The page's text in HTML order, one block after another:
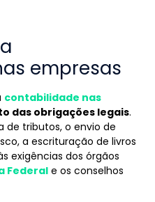
empresas
contabilidade nas
das obrigações legais.
de tributos, o envio de
a escrituração de livros
exigências dos órgãos
Federale os conselhos